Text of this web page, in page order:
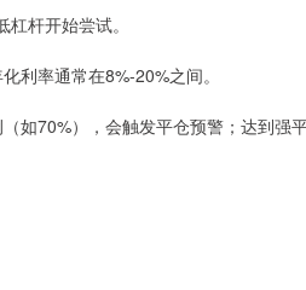
杆开始尝试。
利率通常在8%-20%之间。
如70%），会触发平仓预警；达到强